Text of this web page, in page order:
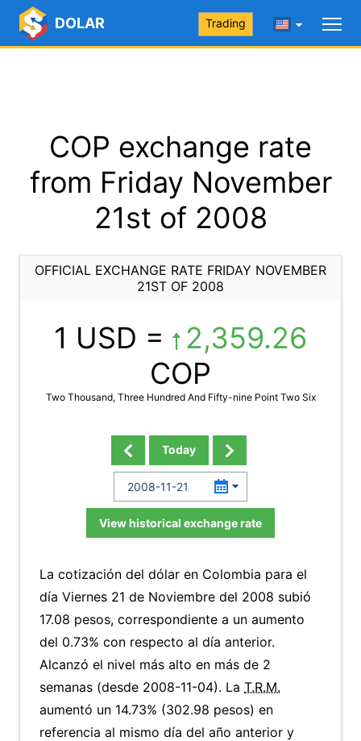
DOLAR Trading
COP exchange rate
from Friday November
21st of 2008
OFFICIAL EXCHANGE RATE FRIDAY NOVEMBER
21ST OF 2008
1 USD =
2,359.26
COP
Two Thousand, Three Hundred And Fifty-nine Point Two Six
Today
View historical exchange rate
La cotización del dólar en Colombia para el
día Viernes 21 de Noviembre del 2008 subió
17.08 pesos, correspondiente a un aumento
del 0.73% con respecto al día anterior.
Alcanzó el nivel más alto en más de 2
semanas (desde 2008-11-04). La T.R.M.
aumentó un 14.73% (302.98 pesos) en
referencia al mismo día del año anterior y